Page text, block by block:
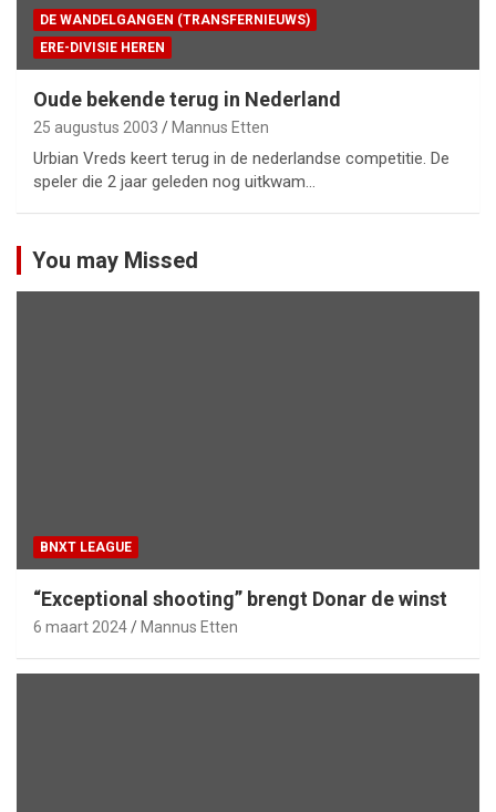
DE WANDELGANGEN (TRANSFERNIEUWS)
ERE-DIVISIE HEREN
Oude bekende terug in Nederland
25 augustus 2003 Mannus Etten
Urbian Vreds keert terug in de nederlandse competitie. De
speler die 2 jaar geleden nog uitkwam…
You may Missed
BNXT LEAGUE
“Exceptional shooting” brengt Donar de winst
6 maart 2024 Mannus Etten